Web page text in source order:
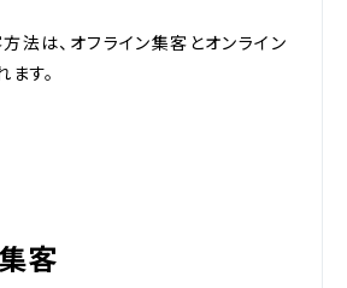
法は、オフライン集客とオンライン
す。
客